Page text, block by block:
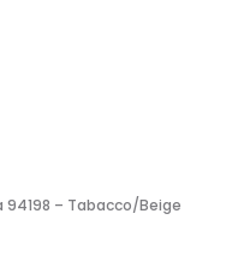
94198 – Tabacco/Beige